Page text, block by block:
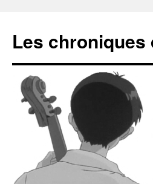
Les chroniques